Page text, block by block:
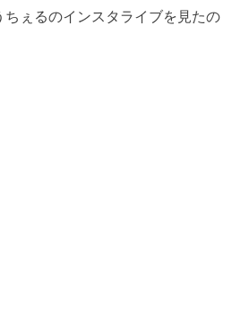
ちぇるのインスタライブを見たの